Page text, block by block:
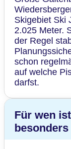
Skigebiet Ski
2.025 Meter.
der Regel
schon
auf welche
darfst.
Für wen